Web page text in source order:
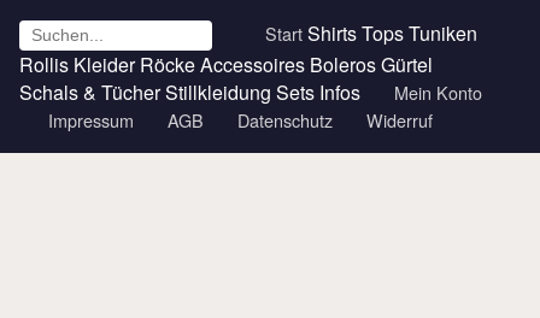
StartShirtsTopsTuniken
Rollis Kleider RöckeAccessoires BolerosGürtel
Schals & TücherStillkleidung Sets Infos
Mein Konto
Impressum
AGB Datenschutz Widerruf